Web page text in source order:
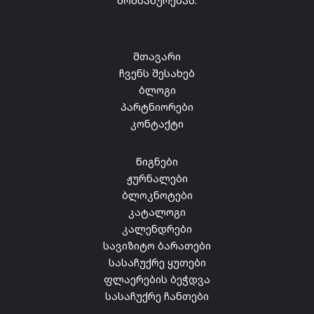
მთავარი
ჩვენს შესახებ
ბლოგი
პარტნიორები
კონტაქტი
წიგნები
ჟურნალები
ბლოკნოტები
კატალოგი
კალენდრები
სავიზიტო ბარათები
სასაჩუქრე ყუთები
ფლაერების ბეჭდვა
სასაჩუქრე ჩანთები